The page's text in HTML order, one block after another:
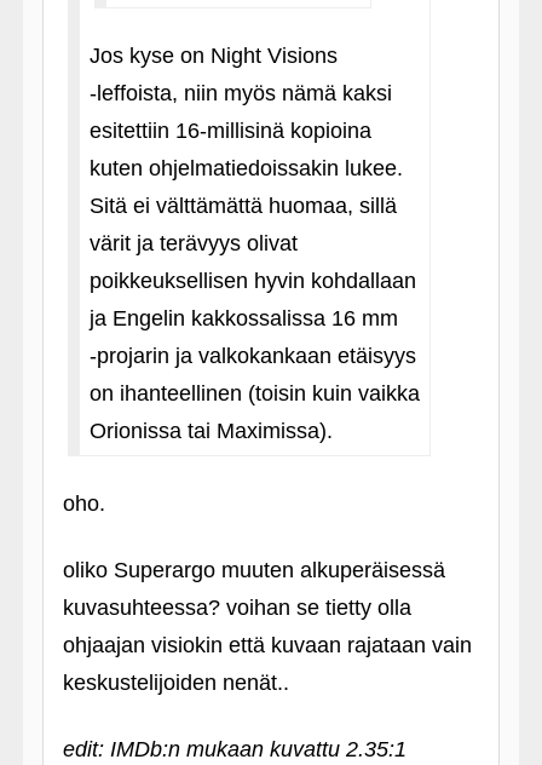
Jos kyse on Night Visions
‑leffoista, niin myös nämä kaksi
esitettiin 16-millisinä kopioina
kuten ohjelmatiedoissakin lukee.
Sitä ei välttämättä huomaa, sillä
värit ja terävyys olivat
poikkeuksellisen hyvin kohdallaan
ja Engelin kakkossalissa 16 mm
‑projarin ja valkokankaan etäisyys
on ihanteellinen (toisin kuin vaikka
Orionissa tai Maximissa).
oho.
oliko Superargo muuten alkuperäisessä
kuvasuhteessa? voihan se tietty olla
ohjaajan visiokin että kuvaan rajataan vain
keskustelijoiden nenät..
edit: IMDb:n mukaan kuvattu 2.35:1